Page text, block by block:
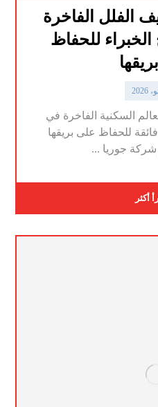
الفلل الفاخرة
للحفاظ
السكنية الفاخرة في
للحفاظ على بريقها
شركة جوريا ...
أكثر